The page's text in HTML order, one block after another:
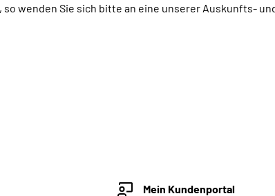
wenden Sie sich bitte an eine unserer Auskunfts-
Mein Kundenportal